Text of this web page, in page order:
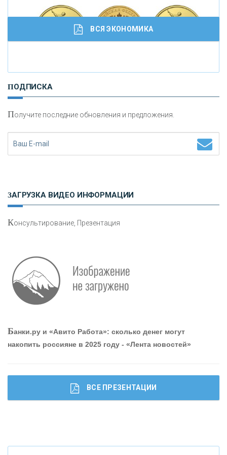
Работа мечты. Что банки делают для того, чтобы
привлечь и удержать персонал - «Интервью»
И
сохранения и увеличения капитала
Что будет с наличными деньгами при цифровом
ВСЯ ЭКОНОМИКА
ПОДПИСКА
Получите последние обновления и предложения.
ЗАГРУЗКА ВИДЕО ИНФОРМАЦИИ
Консультирование, Презентация
Банки.ру и «Авито Работа»: сколько денег могут
накопить россияне в 2025 году - «Лента новостей»
ВСЕ ПРЕЗЕНТАЦИИ